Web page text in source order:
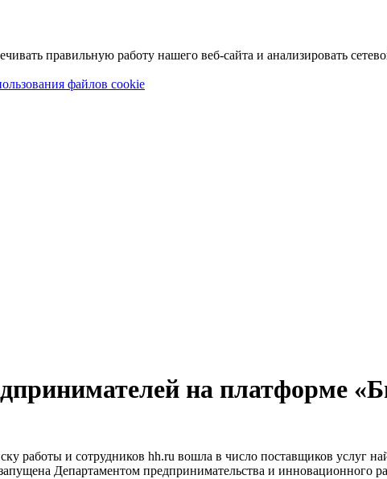
правильную работу нашего веб-сайта и анализировать
файлов cookie
на платформе
работы и сотрудников hh.ru вошла в число поставщиков услуг
Департаментом предпринимательства и